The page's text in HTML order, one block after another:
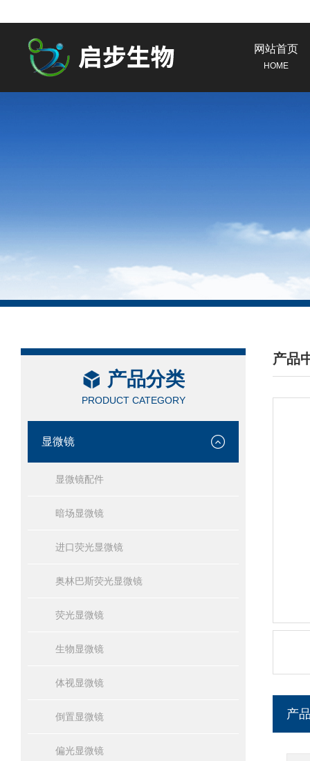
网站首页
HOME
产品分类
PRODUCT CATEGORY
显微镜
显微镜配件
暗场显微镜
进口荧光显微镜
奥林巴斯荧光显微镜
荧光显微镜
生物显微镜
体视显微镜
倒置显微镜
偏光显微镜
产品
/
产